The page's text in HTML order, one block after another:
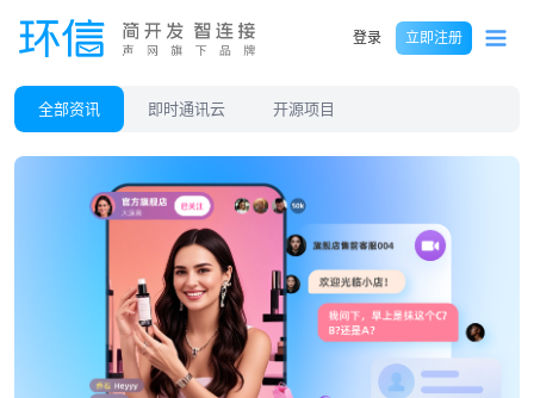
登录 立即注册
全部资讯 即时通讯云 开源项目